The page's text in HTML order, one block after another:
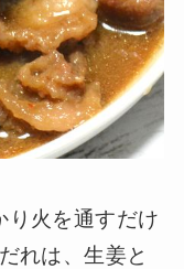
り火を通すだけ
れは、生姜と